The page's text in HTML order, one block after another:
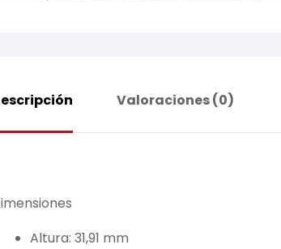
Valoraciones (0)
Altura: 31,91 mm